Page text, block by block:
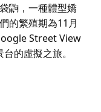
鼩，一種體型嬌
的繁殖期為11月
Street View
的虛擬之旅。
地區世界遺產地